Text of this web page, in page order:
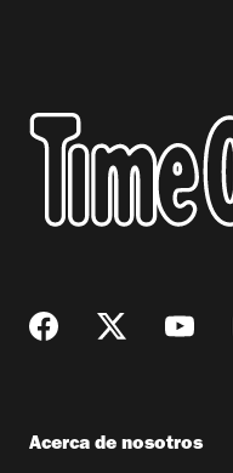
Acerca de nosotros